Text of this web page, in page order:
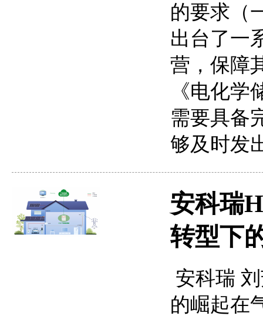
的要求（
出台了一
营，保障
《电化
需要具备
够及时发
安科瑞
转型下
安科瑞
的崛起在